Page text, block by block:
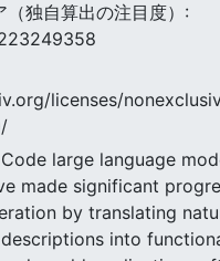
（独自算出の注目度）:
licenses/
large language
made significant
by translating
into